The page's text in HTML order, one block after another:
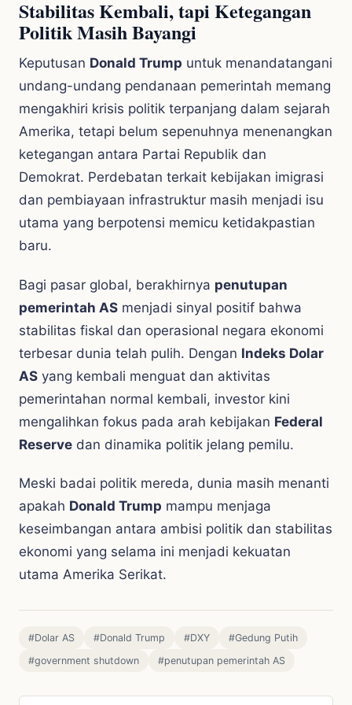
Stabilitas Kembali, tapi Ketegangan
Politik Masih Bayangi
Keputusan Donald Trump untuk menandatangani
undang-undang pendanaan pemerintah memang
mengakhiri krisis politik terpanjang dalam sejarah
Amerika, tetapi belum sepenuhnya menenangkan
ketegangan antara Partai Republik dan
Demokrat. Perdebatan terkait kebijakan imigrasi
dan pembiayaan infrastruktur masih menjadi isu
utama yang berpotensi memicu ketidakpastian
baru.
Bagi pasar global, berakhirnya penutupan
pemerintah AS menjadi sinyal positif bahwa
stabilitas fiskal dan operasional negara ekonomi
terbesar dunia telah pulih. Dengan Indeks Dolar
AS yang kembali menguat dan aktivitas
pemerintahan normal kembali, investor kini
mengalihkan fokus pada arah kebijakan Federal
Reserve dan dinamika politik jelang pemilu.
Meski badai politik mereda, dunia masih menanti
apakah Donald Trump mampu menjaga
keseimbangan antara ambisi politik dan stabilitas
ekonomi yang selama ini menjadi kekuatan
utama Amerika Serikat.
#Dolar AS #Donald Trump #DXY
#Gedung Putih
#government shutdown
#penutupan pemerintah AS